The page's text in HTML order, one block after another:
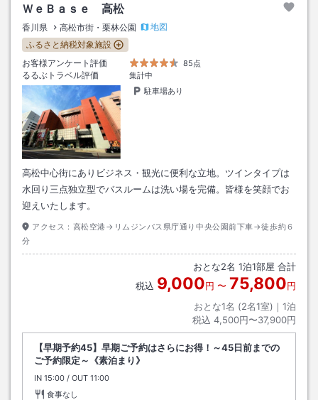
ＷｅＢａｓｅ 高松
香川県 高松市街・栗林公園
地図
ふるさと納税対象施設
お客様アンケート評価
85点
るるぶトラベル評価
集計中
駐車場あり
高松中心街にありビジネス・観光に便利な立地。ツインタイプは
水回り三点独立型でバスルームは洗い場を完備。皆様を笑顔でお
迎えいたします。
アクセス： 高松空港→リムジンバス県庁通り中央公園前下車→徒歩約６
分
おとな2名 1泊1部屋 合計
税込 9,000円 〜 75,800円
おとな1名 (2名1室)｜ 1泊
税込 4,500円〜37,900円
【早期予約45】早期ご予約はさらにお得！～45日前までの
ご予約限定～《素泊まり》
IN チェックイン
15:00 / OUT チェックアウト
11:00
食事なし